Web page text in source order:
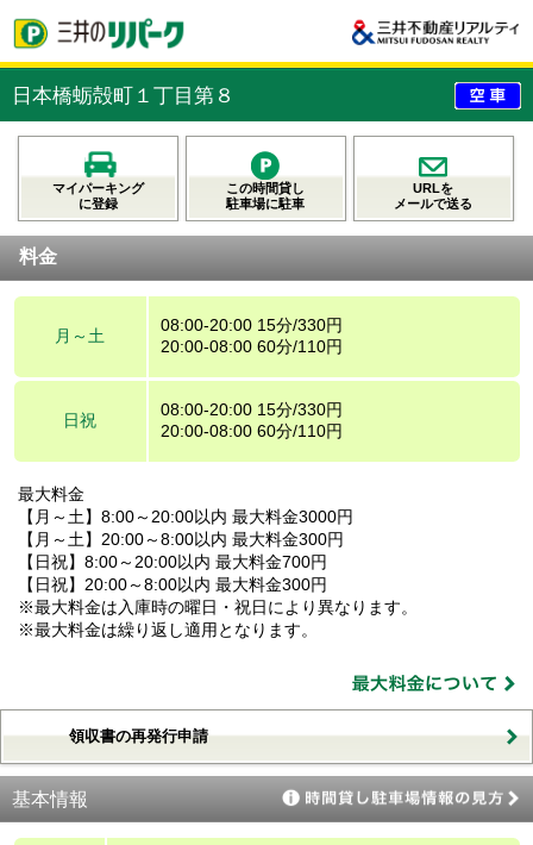
日本橋蛎殻町１丁目第８
マイパーキング
に登録
この時間貸し
駐車場に駐車
URLを
メールで送る
料金
月～土
08:00-20:00 15分/330円
20:00-08:00 60分/110円
日祝
08:00-20:00 15分/330円
20:00-08:00 60分/110円
最大料金
【月～土】8:00～20:00以内 最大料金3000円
【月～土】20:00～8:00以内 最大料金300円
【日祝】8:00～20:00以内 最大料金700円
【日祝】20:00～8:00以内 最大料金300円
※最大料金は入庫時の曜日・祝日により異なります。
※最大料金は繰り返し適用となります。
領収書の再発行申請
基本情報